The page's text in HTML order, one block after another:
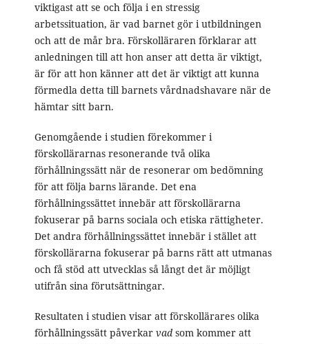
viktigast att se och följa i en stressig
arbetssituation, är vad barnet gör i utbildningen
och att de mår bra. Förskolläraren förklarar att
anledningen till att hon anser att detta är viktigt,
är för att hon känner att det är viktigt att kunna
förmedla detta till barnets vårdnadshavare när de
hämtar sitt barn.
Genomgående i studien förekommer i
förskollärarnas resonerande två olika
förhållningssätt när de resonerar om bedömning
för att följa barns lärande. Det ena
förhållningssättet innebär att förskollärarna
fokuserar på barns sociala och etiska rättigheter.
Det andra förhållningssättet innebär i stället att
förskollärarna fokuserar på barns rätt att utmanas
och få stöd att utvecklas så långt det är möjligt
utifrån sina förutsättningar.
Resultaten i studien visar att förskollärares olika
förhållningssätt påverkar vadsom kommer att